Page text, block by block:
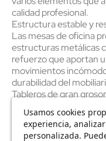
calidad profesional.
Estructura estable y
Las mesas de oficina
estructuras metálicas
refuerzo que aportan
movimientos
durabilidad del
Tableros de gran grosor
profesional son de 19
de mayor calidad
Usamos cookies
experiencia,
personalizada.